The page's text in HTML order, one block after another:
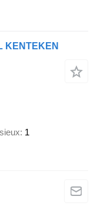
KENTEKEN
1